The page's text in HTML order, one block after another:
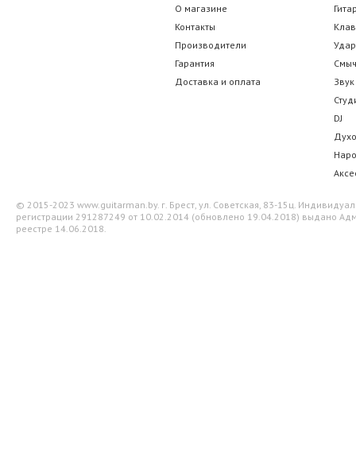
О магазине
Контакты
Производители
Гарантия
Доставка и оплата
Звук
DJ
© 2015-2023 www.guitarman.by. г. Брест, ул. Советская, 83-15ц.
регистрации 291287249 от 10.02.2014 (обновлено 19.04.2018) выдано
реестре 14.06.2018.